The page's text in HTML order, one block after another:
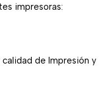
impresoras:
de Impresión